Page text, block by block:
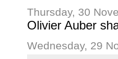
Thursday, 30
Olivier Auber
Wednesday, 29